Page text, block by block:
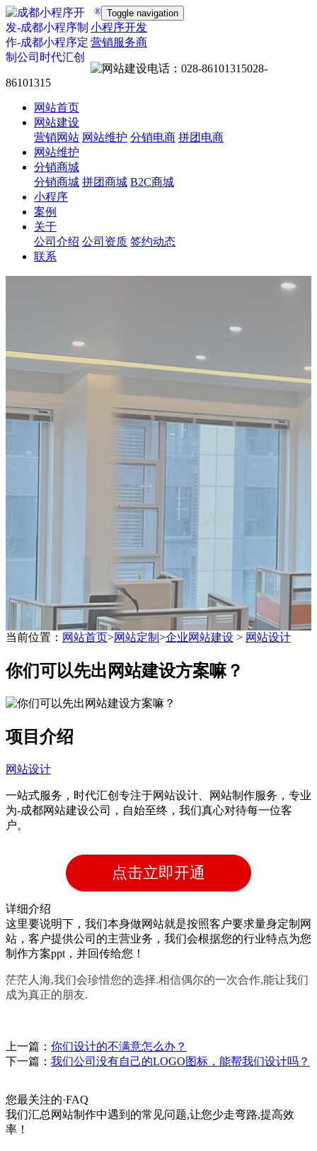
Toggle navigation
®
小程序开发
营销服务商
028-
86101315
网站首页
网站建设
营销网站 网站维护 分销电商 拼团电商
网站维护
分销商城
分销商城 拼团商城 B2C商城
小程序
案例
关于
公司介绍 公司资质 签约动态
联系
带后台管理系统
自主研发系统,易维护
当前位置： 网站首页>网站定制 >企业网站建设 > 网站设计
你们可以先出网站建设方案嘛？
项目介绍
网站设计
一站式服务，时代汇创专注于网站设计、网站制作服务，专业
为-成都网站建设公司，自始至终，我们真心对待每一位客
户。
点击立即开通
详细介绍
这里要说明下，我们本身做网站就是按照客户要求量身定制网
站，客户提供公司的主营业务，我们会根据您的行业特点为您
制作方案ppt，并回传给您！
茫茫人海,我们会珍惜您的选择.相信偶尔的一次合作,能让我们
成为真正的朋友.
上一篇： 你们设计的不满意怎么办？
下一篇： 我们公司没有自己的LOGO图标，能帮我们设计吗？
您最关注的·FAQ
我们汇总网站制作中遇到的常见问题,让您少走弯路,提高效
率！